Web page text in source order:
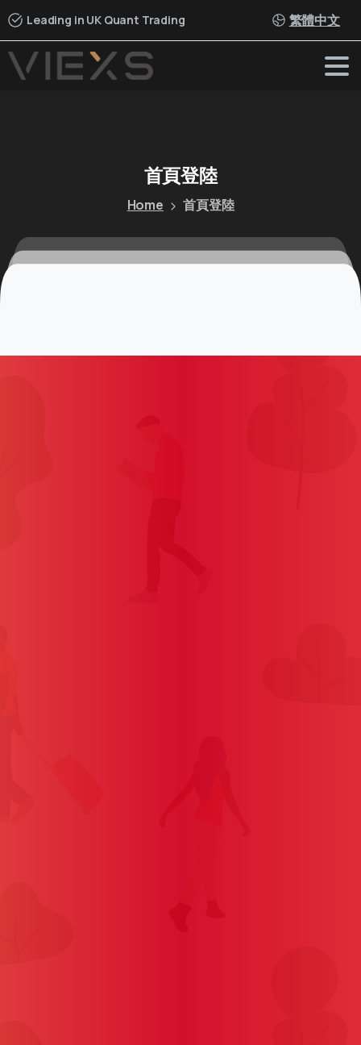
Leading in UK Quant Trading 繁體中文
首頁登陸
Home 首頁登陸